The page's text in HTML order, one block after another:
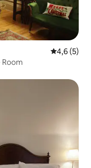
Średnia
4,6 (5)
Room